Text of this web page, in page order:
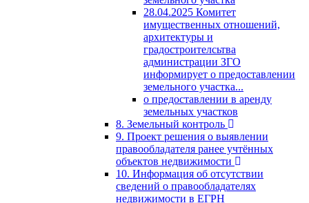
28.04.2025 Комитет
имущественных отношений,
архитектуры и
градостроителсьтва
администрации ЗГО
информирует о предоставлении
земельного участка...
о предоставлении в аренду
земельных участков
8. Земельный контроль
9. Проект решения о выявлении
правообладателя ранее учтённых
объектов недвижимости
10. Информация об отсутствии
сведений о правообладателях
недвижимости в ЕГРН